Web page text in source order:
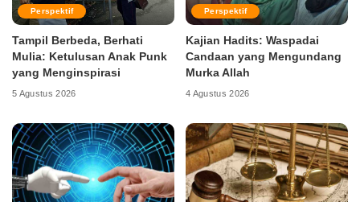
Perspektif
Tampil Berbeda, Berhati
Mulia: Ketulusan Anak Punk
yang Menginspirasi
5 Agustus 2026
Perspektif
Kajian Hadits: Waspadai
Candaan yang Mengundang
Murka Allah
4 Agustus 2026